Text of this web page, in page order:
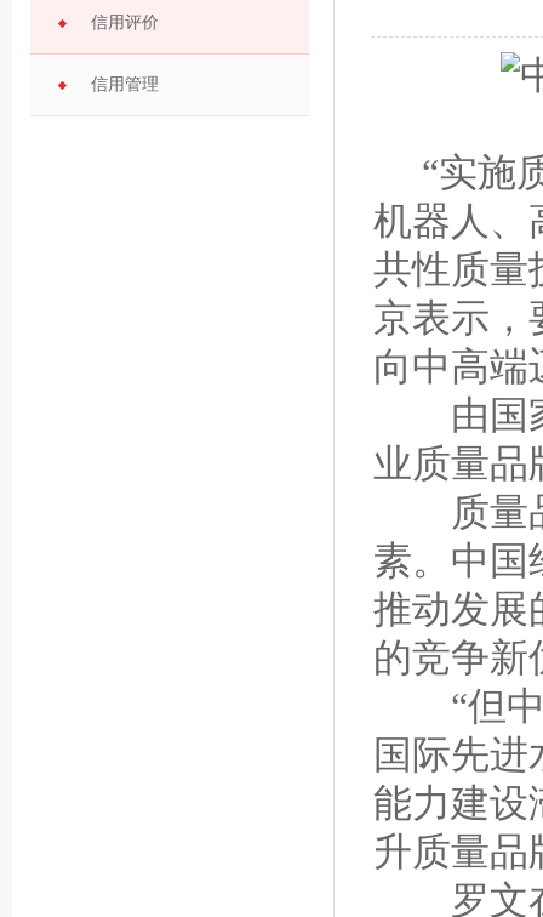
信用评价
信用管理
“实施
机器人、
共性质量
京表示，
向中高端
由国家
业质量品
质量品
素。中国
推动发展
的竞争新
“但中
国际先
能力建设
升质量品
罗文在